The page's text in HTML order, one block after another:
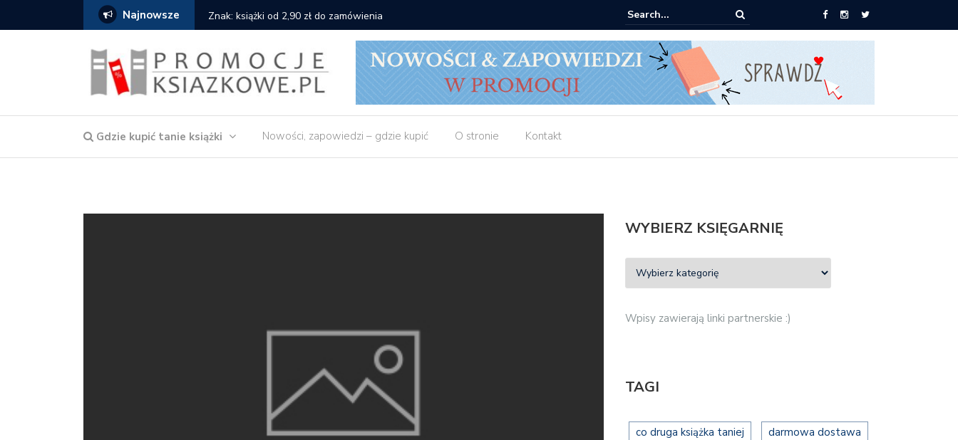
Najnowsze Znak: książki od 2,90 zł do zamówienia Matras: 10 książek za 69 zł
Gdzie kupić tanie książki Nowości, zapowiedzi – gdzie kupić O stronie Kontakt
WYBIERZ KSIĘGARNIĘ
Wpisy zawierają linki partnerskie :)
TAGI
co druga książka taniej darmowa dostawa